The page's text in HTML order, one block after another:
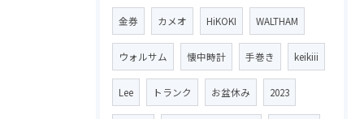
金券 カメオ HiKOKI WALTHAM
ウォルサム 懐中時計 手巻き keikiii
Lee トランク お盆休み 2023